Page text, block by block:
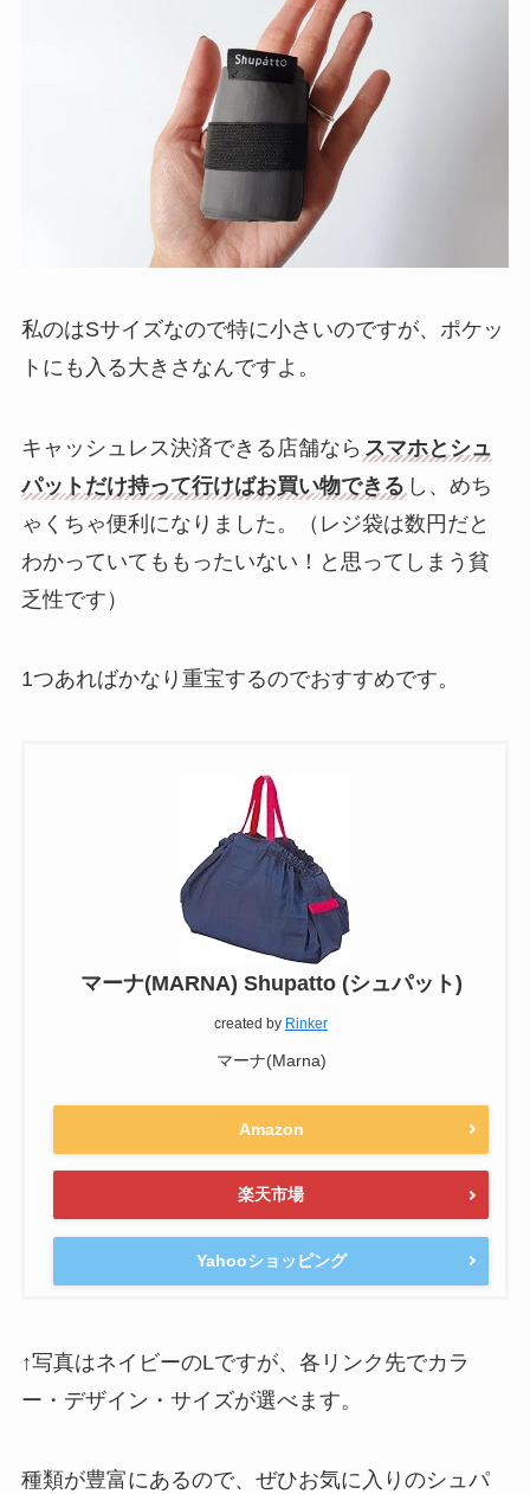
私のはSサイズなので特に小さいのですが、ポケッ
トにも入る大きさなんですよ。
キャッシュレス決済できる店舗なら スマホとシュ
パットだけ持って行けばお買い物できる し、めち
ゃくちゃ便利になりました。（レジ袋は数円だと
わかっていてももったいない！と思ってしまう貧
乏性です）
1つあればかなり重宝するのでおすすめです。
マーナ(MARNA) Shupatto (シュパット)
created by Rinker
マーナ(Marna)
Amazon
楽天市場
Yahooショッピング
↑写真はネイビーのLですが、各リンク先でカラ
ー・デザイン・サイズが選べます。
種類が豊富にあるので、ぜひお気に入りのシュパ